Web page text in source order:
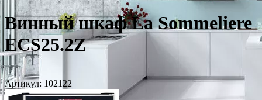
Винный шкаф La Sommeliere
ECS25.2Z
Артикул: 102122